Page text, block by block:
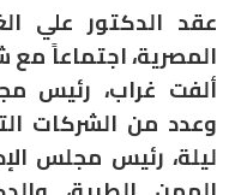
عقد الدكتور علي
المصرية، اجتماعاً
ألفت غراب، رئيس
وعدد من الشركات
ليلة، رئيس مجلس